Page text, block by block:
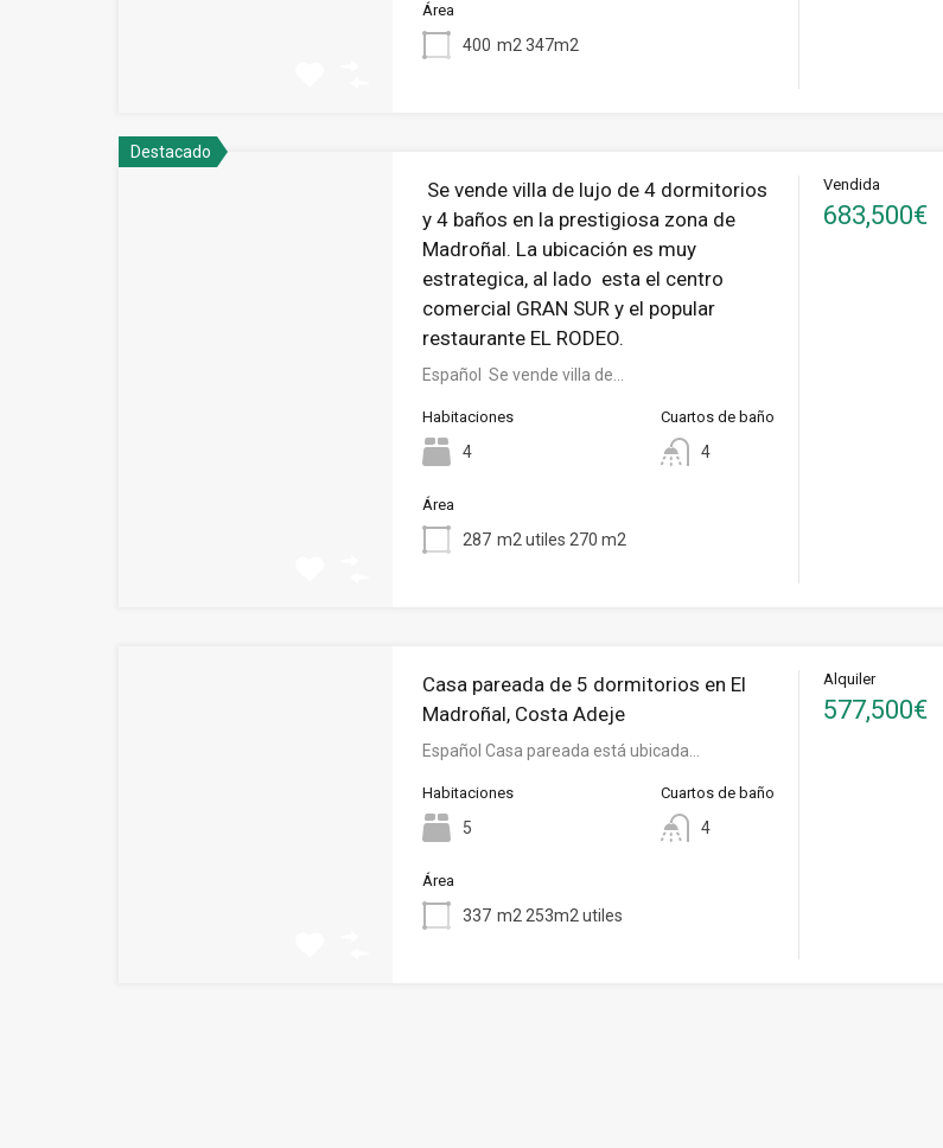
Área
400 m2 347m2
Destacado
Se vende villa de lujo de 4 dormitorios
y 4 baños en la prestigiosa zona de
Madroñal. La ubicación es muy
estrategica, al lado esta el centro
comercial GRAN SUR y el popular
restaurante EL RODEO.
Español Se vende villa de…
Habitaciones
4
Cuartos de baño
4
Área
287 m2 utiles 270 m2
Vendida
683,500€
Casa pareada de 5 dormitorios en El
Madroñal, Costa Adeje
Español Casa pareada está ubicada…
Habitaciones
5
Cuartos de baño
4
Área
337 m2 253m2 utiles
Alquiler
577,500€